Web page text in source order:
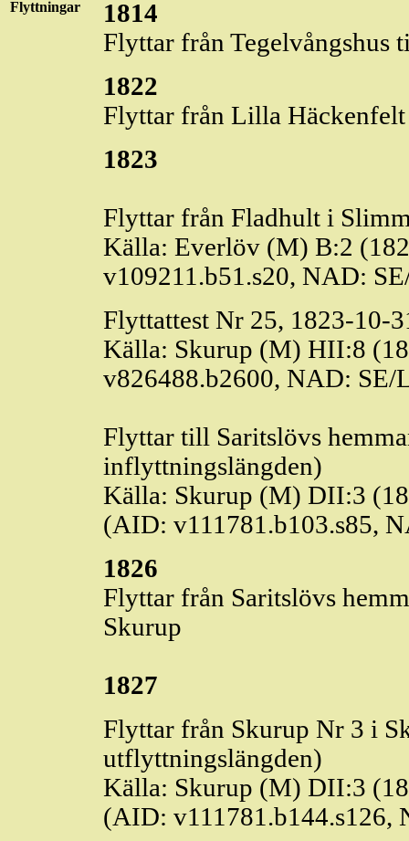
Flyttningar
1814
Flyttar från
1822
Flyttar från Lilla Häckenfelt
1823
Flyttar från Fladhult i
Källa: Everlöv (M) B:2
v109211.b51.s20, NAD:
Flyttattest Nr 25, 1823-10-
Källa: Skurup (M) HII:8
v826488.b2600, NAD:
Flyttar till Saritslövs
inflyttningslängden)
Källa: Skurup (M) DII:3
(AID: v111781.b103.s85,
1826
Flyttar från Saritslövs
Skurup
1827
Flyttar från Skurup Nr 3 i
utflyttningslängden)
Källa: Skurup (M) DII:3
(AID: